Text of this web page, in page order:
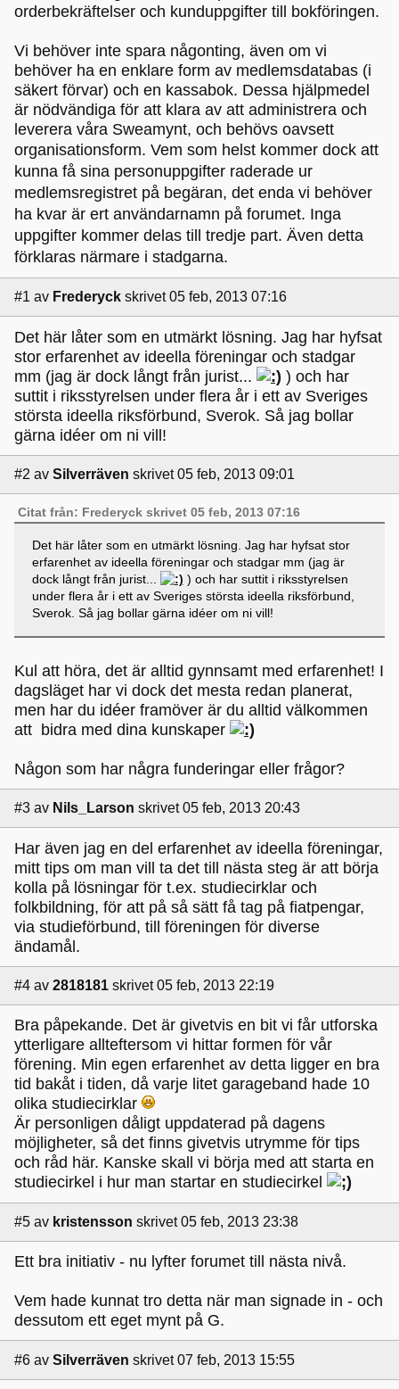
orderbekräftelser och kunduppgifter till bokföringen.
Vi behöver inte spara någonting, även om vi
behöver ha en enklare form av medlemsdatabas (i
säkert förvar) och en kassabok. Dessa hjälpmedel
är nödvändiga för att klara av att administrera och
leverera våra Sweamynt, och behövs oavsett
organisationsform. Vem som helst kommer dock att
kunna få sina personuppgifter raderade ur
medlemsregistret på begäran, det enda vi behöver
ha kvar är ert användarnamn på forumet. Inga
uppgifter kommer delas till tredje part. Även detta
förklaras närmare i stadgarna.
#1 av Frederyck skrivet 05 feb, 2013 07:16
Det här låter som en utmärkt lösning. Jag har hyfsat
stor erfarenhet av ideella föreningar och stadgar
mm (jag är dock långt från jurist...
) och har
suttit i riksstyrelsen under flera år i ett av Sveriges
största ideella riksförbund, Sverok. Så jag bollar
gärna idéer om ni vill!
#2 av Silverräven skrivet 05 feb, 2013 09:01
Citat från: Frederyck skrivet 05 feb, 2013 07:16
Det här låter som en utmärkt lösning. Jag har hyfsat stor
erfarenhet av ideella föreningar och stadgar mm (jag är
dock långt från jurist...
) och har suttit i riksstyrelsen
under flera år i ett av Sveriges största ideella riksförbund,
Sverok. Så jag bollar gärna idéer om ni vill!
Kul att höra, det är alltid gynnsamt med erfarenhet! I
dagsläget har vi dock det mesta redan planerat,
men har du idéer framöver är du alltid välkommen
att bidra med dina kunskaper
Någon som har några funderingar eller frågor?
#3 av Nils_Larson skrivet 05 feb, 2013 20:43
Har även jag en del erfarenhet av ideella föreningar,
mitt tips om man vill ta det till nästa steg är att börja
kolla på lösningar för t.ex. studiecirklar och
folkbildning, för att på så sätt få tag på fiatpengar,
via studieförbund, till föreningen för diverse
ändamål.
#4 av 2818181 skrivet 05 feb, 2013 22:19
Bra påpekande. Det är givetvis en bit vi får utforska
ytterligare allteftersom vi hittar formen för vår
förening. Min egen erfarenhet av detta ligger en bra
tid bakåt i tiden, då varje litet garageband hade 10
olika studiecirklar
Är personligen dåligt uppdaterad på dagens
möjligheter, så det finns givetvis utrymme för tips
och råd här. Kanske skall vi börja med att starta en
studiecirkel i hur man startar en studiecirkel
#5 av kristensson skrivet 05 feb, 2013 23:38
Ett bra initiativ - nu lyfter forumet till nästa nivå.
Vem hade kunnat tro detta när man signade in - och
dessutom ett eget mynt på G.
#6 av Silverräven skrivet 07 feb, 2013 15:55